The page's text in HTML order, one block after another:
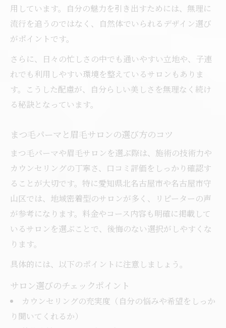
び
まつ毛パーマ体験談から理想のサロンを発
見
まつ毛パーマ名古屋の口コミで選ぶ理由
通いやすさ重視なら北名古屋市や守山区もおす
すめ
まつ毛パーマ北名古屋市で通いやすさを実
守山区で選ぶまつ毛パーマの通勤通学アク
セス
まつ毛パーマと眉毛サロンの両立も可能な
理由
まつ毛パーマ口コミ評判で選ぶ通いやすい
店
まつ毛パーマ名古屋周辺の利便性を比較
用しています。自分の魅力を引き出すためには、無理に
流行を追うのではなく、自然体でいられるデザイン選び
がポイントです。
さらに、日々の忙しさの中でも通いやすい立地や、子連
れでも利用しやすい環境を整えているサロンもありま
す。こうした配慮が、自分らしい美しさを無理なく続け
る秘訣となっています。
まつ毛パーマと眉毛サロンの選び方のコツ
まつ毛パーマや眉毛サロンを選ぶ際は、施術の技術力や
カウンセリングの丁寧さ、口コミ評価をしっかり確認す
ることが大切です。特に愛知県北名古屋市や名古屋市守
山区では、地域密着型のサロンが多く、リピーターの声
が参考になります。料金やコース内容も明確に掲載して
いるサロンを選ぶことで、後悔のない選択がしやすくな
ります。
具体的には、以下のポイントに注意しましょう。
サロン選びのチェックポイント
カウンセリングの充実度（自分の悩みや希望をしっか
り聞いてくれるか）